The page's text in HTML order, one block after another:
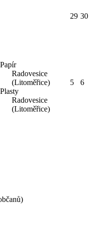
29 30
Papír
Radovesice
(Litoměřice)
Plasty
Radovesice
(Litoměřice)
5 6